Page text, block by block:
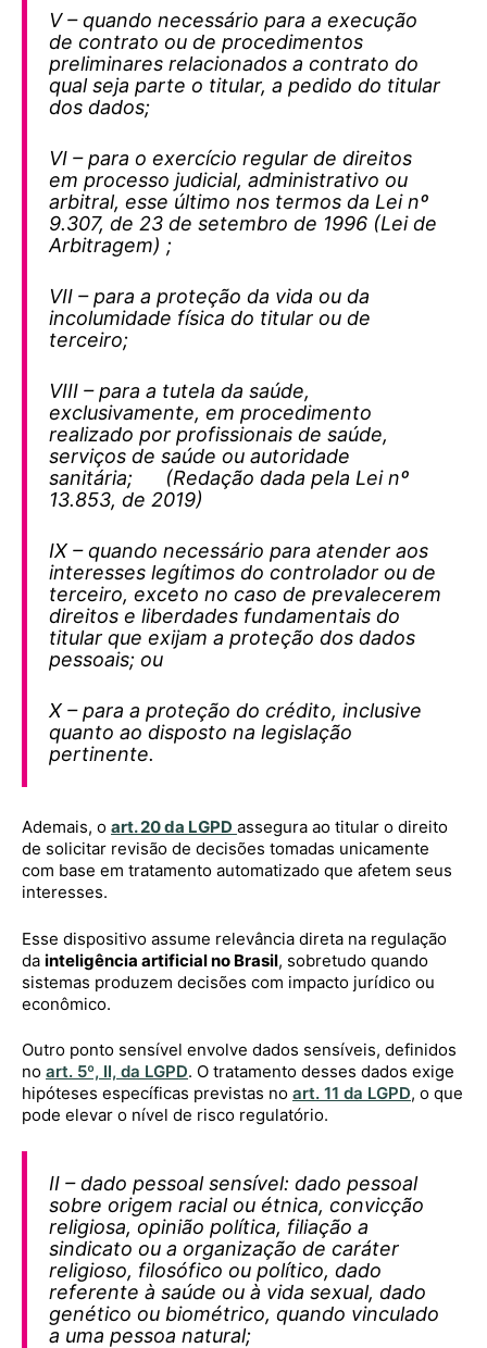
V – quando necessário para a execução
de contrato ou de procedimentos
preliminares relacionados a contrato do
qual seja parte o titular, a pedido do titular
dos dados;
VI – para o exercício regular de direitos
em processo judicial, administrativo ou
arbitral, esse último nos termos da Lei nº
9.307, de 23 de setembro de 1996 (Lei de
Arbitragem) ;
VII – para a proteção da vida ou da
incolumidade física do titular ou de
terceiro;
VIII – para a tutela da saúde,
exclusivamente, em procedimento
realizado por profissionais de saúde,
serviços de saúde ou autoridade
sanitária; (Redação dada pela Lei nº
13.853, de 2019)
IX – quando necessário para atender aos
interesses legítimos do controlador ou de
terceiro, exceto no caso de prevalecerem
direitos e liberdades fundamentais do
titular que exijam a proteção dos dados
pessoais; ou
X – para a proteção do crédito, inclusive
quanto ao disposto na legislação
pertinente.
Ademais, o art. 20 da LGPD assegura ao titular o direito
de solicitar revisão de decisões tomadas unicamente
com base em tratamento automatizado que afetem seus
interesses.
Esse dispositivo assume relevância direta na regulação
da inteligência artificial no Brasil, sobretudo quando
sistemas produzem decisões com impacto jurídico ou
econômico.
Outro ponto sensível envolve dados sensíveis, definidos
no art. 5º, II, da LGPD. O tratamento desses dados exige
hipóteses específicas previstas no art. 11 da LGPD, o que
pode elevar o nível de risco regulatório.
II – dado pessoal sensível: dado pessoal
sobre origem racial ou étnica, convicção
religiosa, opinião política, filiação a
sindicato ou a organização de caráter
religioso, filosófico ou político, dado
referente à saúde ou à vida sexual, dado
genético ou biométrico, quando vinculado
a uma pessoa natural;